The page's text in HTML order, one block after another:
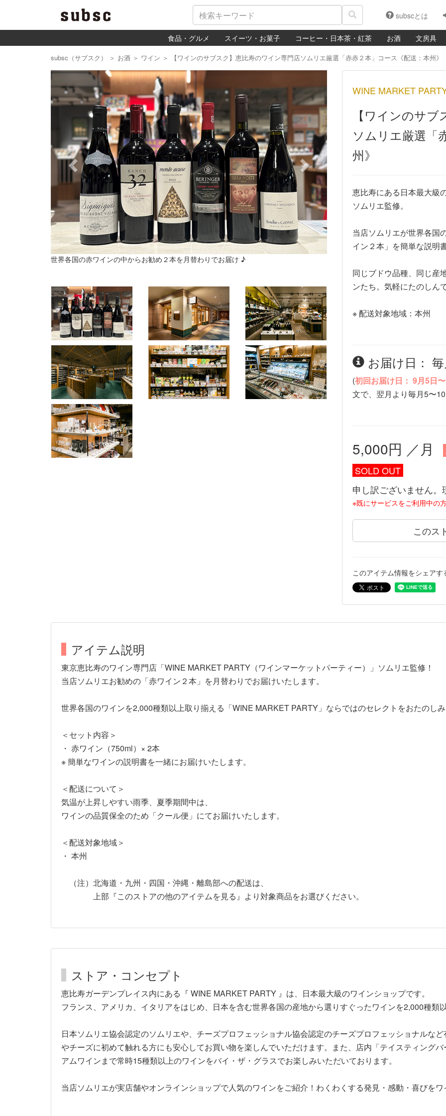
subscとは
食品・グルメ スイーツ・お菓子 コーヒー・日本茶・紅茶 お酒 文房具
subsc（サブスク） ＞ お酒 ＞ ワイン ＞ 【ワインのサブスク】恵比寿のワイン専門店ソムリエ厳選「赤赤２本」コース《配送：本州》
Previous
世界各国の赤ワインの中からお勧め２本を月替わりでお届け ♪
WINE MARKET
【ワインのサ
ソムリエ厳選「
州》
恵比寿にある日本最大級
ソムリエ監修。
当店ソムリエが世界各国
イン２本」を簡単な説明
同じブドウ品種、同じ産
ンたち。気軽にたのしん
※ 配送対象地域：本州
お届け日：
(初回お届け日： 9月5日〜
文で、翌月より毎月5〜10
5,000円 ／月
SOLD OUT
申し訳ございません。
※既にサービスをご利用中の
このス
このアイテム情報をシェアす
アイテム説明
東京恵比寿のワイン専門店「WINE MARKET PARTY（ワインマーケットパーティー）」ソムリエ監修！
当店ソムリエお勧めの「赤ワイン２本」を月替わりでお届けいたします。
世界各国のワインを2,000種類以上取り揃える「WINE MARKET PARTY」ならではのセレクトをおたのしみ
＜セット内容＞
・ 赤ワイン（750ml）× 2本
※ 簡単なワインの説明書を一緒にお届けいたします。
＜配送について＞
気温が上昇しやすい雨季、夏季期間中は、
ワインの品質保全のため「クール便」にてお届けいたします。
＜配送対象地域＞
・ 本州
（注）北海道・九州・四国・沖縄・離島部への配送は、
上部『このストアの他のアイテムを見る』より対象商品をお選びください。
ストア・コンセプト
恵比寿ガーデンプレイス内にある『 WINE MARKET PARTY 』は、日本最大級のワインショップです。
フランス、アメリカ、イタリアをはじめ、日本を含む世界各国の産地から選りすぐったワインを2,000種類
日本ソムリエ協会認定のソムリエや、チーズプロフェッショナル協会認定のチーズプロフェッショナルな
やチーズに初めて触れる方にも安心してお買い物を楽しんでいただけます。また、店内「テイスティング
アムワインまで常時15種類以上のワインをバイ・ザ・グラスでお楽しみいただいております。
当店ソムリエが実店舗やオンラインショップで人気のワインをご紹介！わくわくする発見・感動・喜びをワ